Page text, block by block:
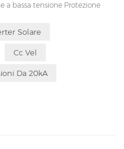
a bassa tensione Protezione
Solare
Cc Vel
Da 20kA